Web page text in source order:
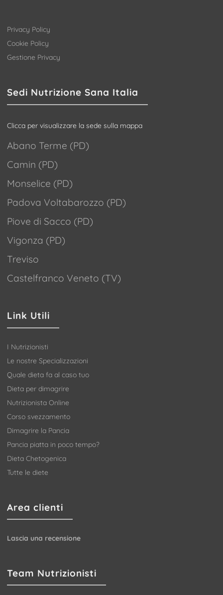
Privacy Policy
Cookie Policy
Gestione Privacy
Sedi Nutrizione Sana Italia
Clicca per visualizzare la sede sulla mappa
Abano Terme (PD)
Camin (PD)
Monselice (PD)
Padova Voltabarozzo (PD)
Piove di Sacco (PD)
Vigonza (PD)
Treviso
Castelfranco Veneto (TV)
Link Utili
I Nutrizionisti
Le nostre Specializzazioni
Quale dieta fa al caso tuo
Dieta per dimagrire
Nutrizionista Online
Corso svezzamento
Dimagrire la Pancia
Pancia piatta in poco tempo?
Dieta Chetogenica
Tutte le diete
Area clienti
Lascia una recensione
Team Nutrizionisti